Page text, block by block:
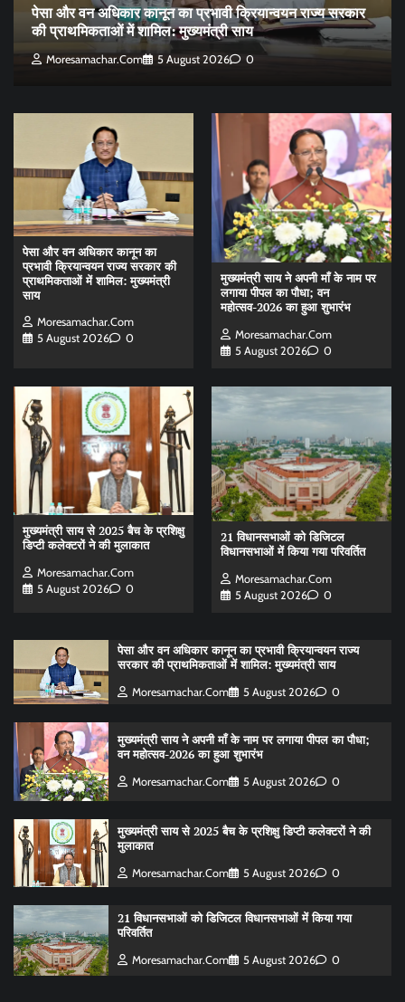
पेसा और वन अधिकार कानून का प्रभावी क्रियान्वयन राज्य सरकार
की प्राथमिकताओं में शामिल: मुख्यमंत्री साय
Moresamachar.com 5 August 2026 0
पेसा और वन अधिकार कानून का
प्रभावी क्रियान्वयन राज्य सरकार की
प्राथमिकताओं में शामिल: मुख्यमंत्री
साय
Moresamachar.com
5 August 2026
0
मुख्यमंत्री साय ने अपनी माँ के नाम पर
लगाया पीपल का पौधा; वन
महोत्सव-2026 का हुआ शुभारंभ
Moresamachar.com
5 August 2026
0
मुख्यमंत्री साय से 2025 बैच के प्रशिक्षु
डिप्टी कलेक्टरों ने की मुलाकात
Moresamachar.com
5 August 2026
0
21 विधानसभाओं को डिजिटल
विधानसभाओं में किया गया परिवर्तित
Moresamachar.com
5 August 2026
0
पेसा और वन अधिकार कानून का प्रभावी क्रियान्वयन राज्य
सरकार की प्राथमिकताओं में शामिल: मुख्यमंत्री साय
Moresamachar.com 5 August 2026 0
मुख्यमंत्री साय ने अपनी माँ के नाम पर लगाया पीपल का पौधा;
वन महोत्सव-2026 का हुआ शुभारंभ
Moresamachar.com 5 August 2026 0
मुख्यमंत्री साय से 2025 बैच के प्रशिक्षु डिप्टी कलेक्टरों ने की
मुलाकात
Moresamachar.com 5 August 2026 0
21 विधानसभाओं को डिजिटल विधानसभाओं में किया गया
परिवर्तित
Moresamachar.com 5 August 2026 0